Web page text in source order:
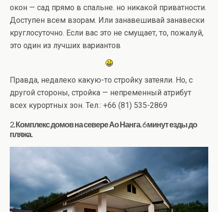
окон — сад прямо в спальне. но никакой приватности.
Доступен всем взорам. Или занавешивай занавески
круглосуточно. Если вас это не смущает, то, пожалуй,
это один из лучших вариантов
Правда, недалеко какую-то стройку затеяли. Но, с
другой стороны, стройка — непременный атрибут
всех курортных зон. Тел.: +66 (81) 535-2869
2. Комплекс домов на севере Ао Нанга. 6 минут езды до
пляжа.